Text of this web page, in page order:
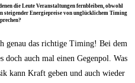
die Leu­te Ver­an­stal­tun­gen fern­blei­ben, obwohl
stei­gen­der Ener­gie­prei­se von unglück­li­chem Timing
genau das rich­ti­ge Timing! Bei dem
doch auch mal einen Gegen­pol. Was
kann Kraft geben und auch wie­der